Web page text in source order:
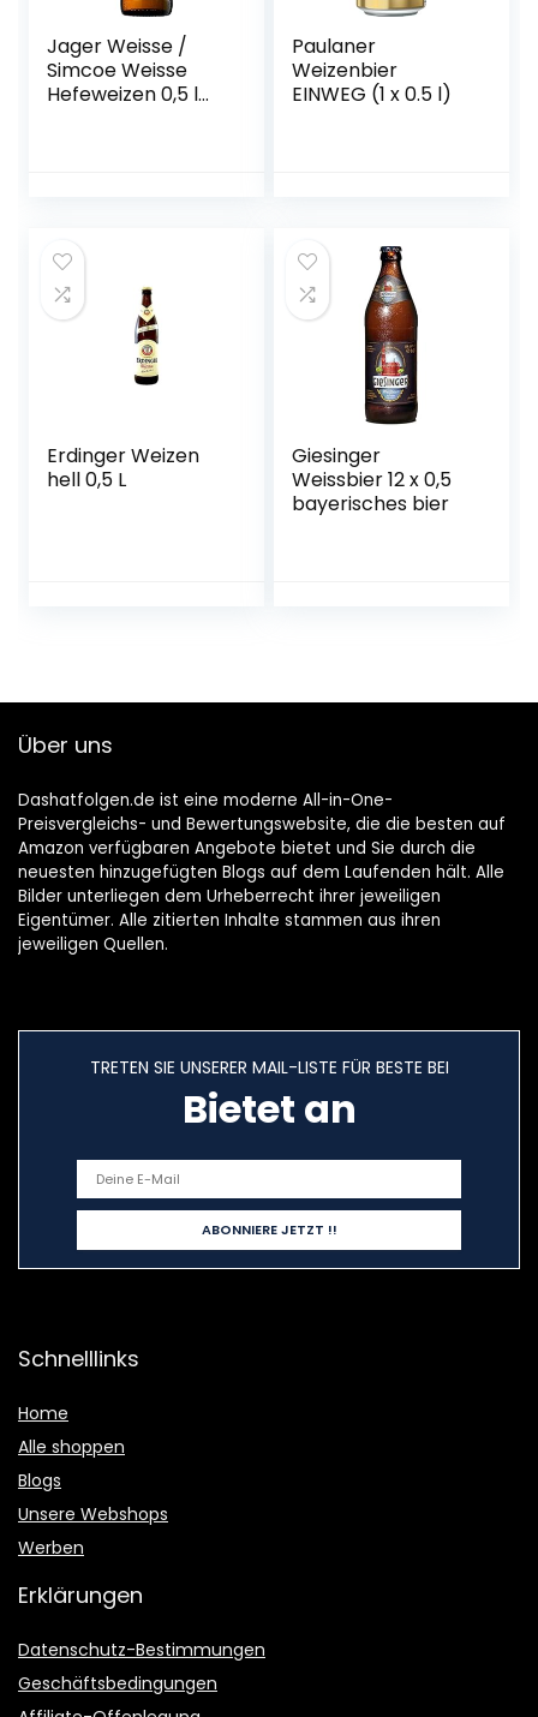
Jager Weisse /
Simcoe Weisse
Hefeweizen 0,5 l
Paulaner
Weizenbier
EINWEG (1 x 0.5 l)
Erdinger Weizen
hell 0,5 L
Giesinger
Weissbier 12 x 0,5
bayerisches bier
Über uns
Dashatfolgen.de ist eine moderne All-in-One-
Preisvergleichs- und Bewertungswebsite, die die besten auf
Amazon verfügbaren Angebote bietet und Sie durch die
neuesten hinzugefügten Blogs auf dem Laufenden hält. Alle
Bilder unterliegen dem Urheberrecht ihrer jeweiligen
Eigentümer. Alle zitierten Inhalte stammen aus ihren
jeweiligen Quellen.
TRETEN SIE UNSERER MAIL-LISTE FÜR BESTE BEI
Bietet an
Schnelllinks
Home
Alle shoppen
Blogs
Unsere Webshops
Werben
Erklärungen
Datenschutz-Bestimmungen
Geschäftsbedingungen